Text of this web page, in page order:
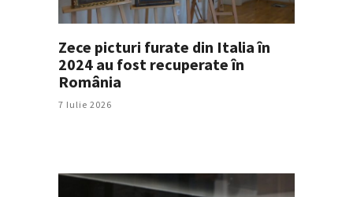
Zece picturi furate din Italia în
2024 au fost recuperate în
România
7 Iulie 2026